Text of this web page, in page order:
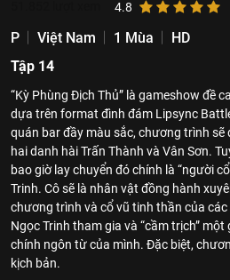
4.8
P Việt Nam 1 Mùa
HD
Tập 14
“Kỳ Phùng Địch Thủ” là gameshow đề
dựa trên format đình đám Lipsync
quán bar đầy màu sắc, chương trình
hai danh hài Trấn Thành và Vân Sơn.
bao giờ lay chuyển đó chính là “người
Trinh. Cô sẽ là nhân vật đồng hành
chương trình và cổ vũ tinh thần của
Ngọc Trinh tham gia và “cầm trịch”
chính ngôn từ của mình. Đặc biệt,
kịch bản.